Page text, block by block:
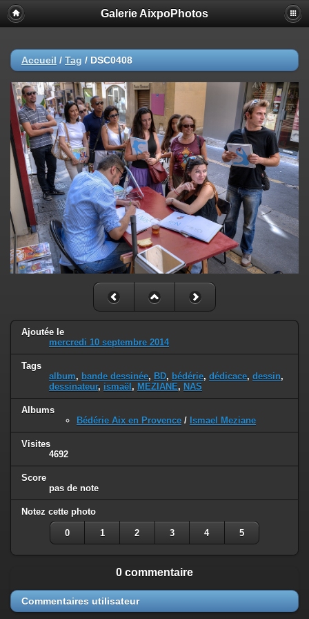
Galerie AixpoPhotos
Accueil / Tag / DSC0408
Ajoutée le
mercredi 10 septembre 2014
Tags
album, bande dessinée, BD, bédérie, dédicace, dessin,
dessinateur, ismaël , MEZIANE, NAS
Albums
Bédérie Aix en Provence / Ismael Meziane
Visites
4692
Score
pas de note
Notez cette photo
0 1 2 3 4 5
0 commentaire
Commentaires utilisateur